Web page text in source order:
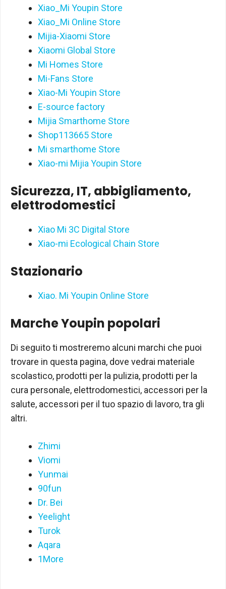
Xiao_Mi Youpin Store
Xiao_Mi Online Store
Mijia-Xiaomi Store
Xiaomi Global Store
Mi Homes Store
Mi-Fans Store
Xiao-Mi Youpin Store
E-source factory
Mijia Smarthome Store
Shop113665 Store
Mi smarthome Store
Xiao-mi Mijia Youpin Store
Sicurezza, IT, abbigliamento,
elettrodomestici
Xiao Mi 3C Digital Store
Xiao-mi Ecological Chain Store
Stazionario
Xiao. Mi Youpin Online Store
Marche Youpin popolari
Di seguito ti mostreremo alcuni marchi che puoi
trovare in questa pagina, dove vedrai materiale
scolastico, prodotti per la pulizia, prodotti per la
cura personale, elettrodomestici, accessori per la
salute, accessori per il tuo spazio di lavoro, tra gli
altri.
Zhimi
Viomi
Yunmai
90fun
Dr. Bei
Yeelight
Turok
Aqara
1More